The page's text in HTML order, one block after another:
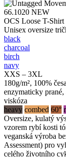
66.1020 NEW
OCS Loose T-Shirt
Unisex oversize
black
charcoal
birch
navy
XXS – 3XL
180g/m², 100%
enzymaticky
viskóza
heavy combed 60°
Oversize, kulatý
vzorem rybí kosti
veganská výroba
Assessment) pro
celého životního